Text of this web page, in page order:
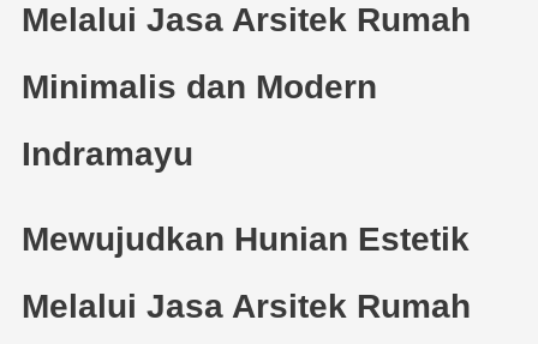
Melalui Jasa Arsitek Rumah
Minimalis dan Modern
Indramayu
Mewujudkan Hunian Estetik
Melalui Jasa Arsitek Rumah